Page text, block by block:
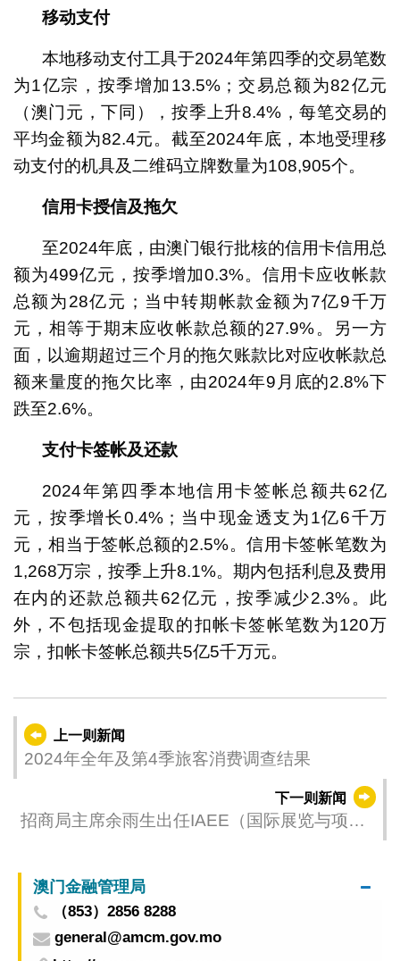
移动支付
本地移动支付工具于2024年第四季的交易笔数
为1亿宗，按季增加13.5%；交易总额为82亿元
（澳门元，下同），按季上升8.4%，每笔交易的
平均金额为82.4元。截至2024年底，本地受理移
动支付的机具及二维码立牌数量为108,905个。
信用卡授信及拖欠
至2024年底，由澳门银行批核的信用卡信用总
额为499亿元，按季增加0.3%。信用卡应收帐款
总额为28亿元；当中转期帐款金额为7亿9千万
元，相等于期末应收帐款总额的27.9%。另一方
面，以逾期超过三个月的拖欠账款比对应收帐款总
额来量度的拖欠比率，由2024年9月底的2.8%下
跌至2.6%。
支付卡签帐及还款
2024年第四季本地信用卡签帐总额共62亿
元，按季增长0.4%；当中现金透支为1亿6千万
元，相当于签帐总额的2.5%。信用卡签帐笔数为
1,268万宗，按季上升8.1%。期内包括利息及费用
在内的还款总额共62亿元，按季减少2.3%。此
外，不包括现金提取的扣帐卡签帐笔数为120万
宗，扣帐卡签帐总额共5亿5千万元。
上一则新闻
2024年全年及第4季旅客消费调查结果
下一则新闻
招商局主席余雨生出任IAEE（国际展览与项目
澳门金融管理局
（853）2856 8288
general@amcm.gov.mo